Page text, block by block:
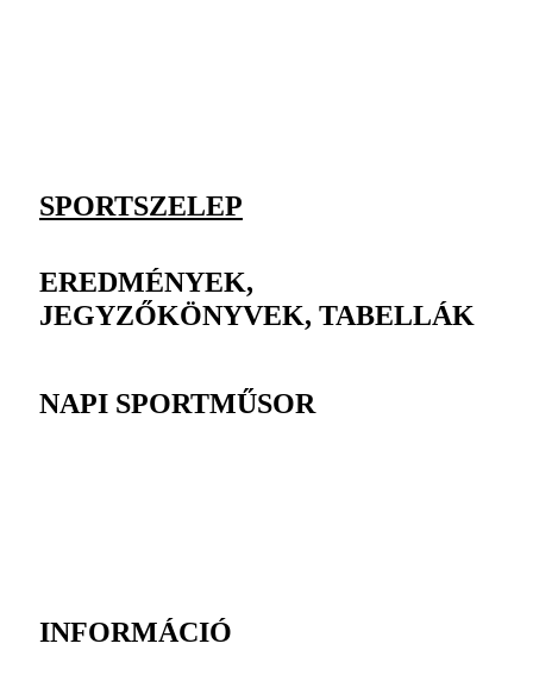
SPORTSZELEP
EREDMÉNYEK,
JEGYZŐKÖNYVEK, TABELLÁK
NAPI SPORTMŰSOR
INFORMÁCIÓ